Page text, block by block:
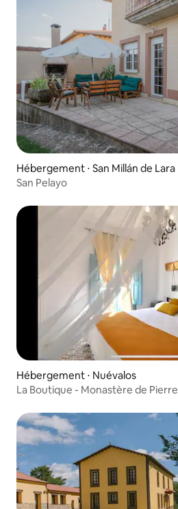
Hébergement ⋅ San Millán de Lara
San Pelayo
Hébergement ⋅ Nuévalos
La Boutique - Monastère de Pierre